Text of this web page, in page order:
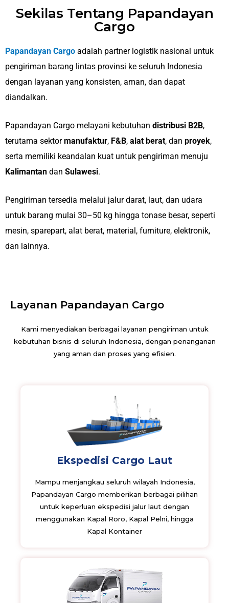
Sekilas Tentang Papandayan
Cargo
Papandayan Cargo adalah partner logistik nasional untuk
pengiriman barang lintas provinsi ke seluruh Indonesia
dengan layanan yang konsisten, aman, dan dapat
diandalkan.
Papandayan Cargo melayani kebutuhan distribusi B2B,
terutama sektormanufaktur, F&B, alat berat, dan proyek,
serta memiliki keandalan kuat untuk pengiriman menuju
Kalimantan dan Sulawesi.
Pengiriman tersedia melalui jalur darat, laut, dan udara
untuk barang mulai 30–50 kg hingga tonase besar, seperti
mesin, sparepart, alat berat, material, furniture, elektronik,
dan lainnya.
Layanan Papandayan Cargo
Kami menyediakan berbagai layanan pengiriman untuk
kebutuhan bisnis di seluruh Indonesia, dengan penanganan
yang aman dan proses yang efisien.
Ekspedisi Cargo Laut
Mampu menjangkau seluruh wilayah Indonesia,
Papandayan Cargo memberikan berbagai pilihan
untuk keperluan ekspedisi jalur laut dengan
menggunakan Kapal Roro, Kapal Pelni, hingga
Kapal Kontainer